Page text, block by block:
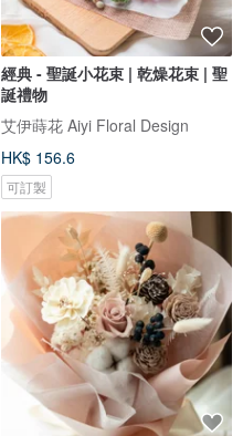
經典 - 聖誕小花束 | 乾燥花束 | 聖
誕禮物
艾伊蒔花 Aiyi Floral Design
HK$ 156.6
可訂製